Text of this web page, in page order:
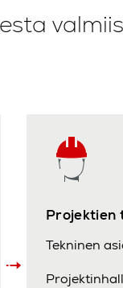
Projektien
Tekninen